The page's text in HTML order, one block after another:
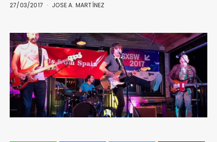
27/03/2017 JOSE A. MARTÍNEZ